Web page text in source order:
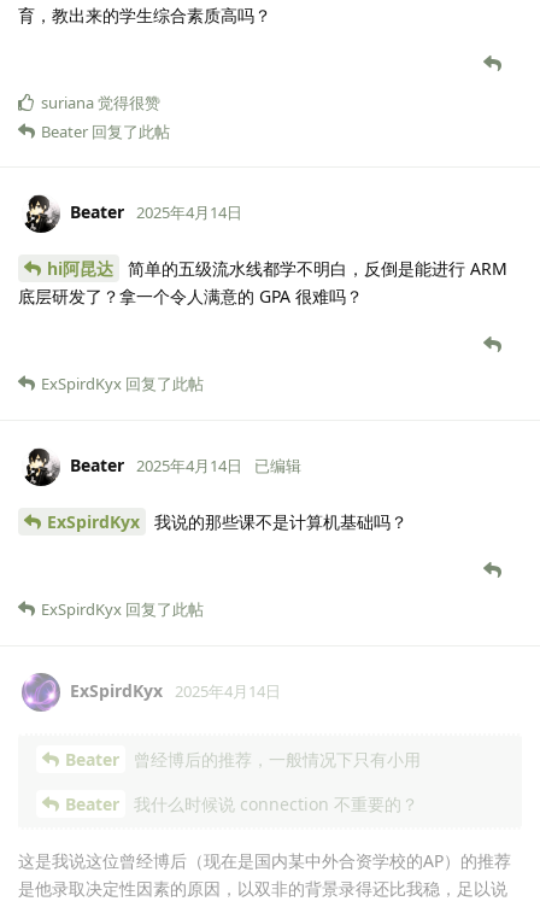
育，教出来的学生综合素质高吗？
suriana觉得很赞
Beater 回复了此帖
Beater 2025年4月14日
hi阿昆达
简单的五级流水线都学不明白，反倒是能进行 ARM
底层研发了？拿一个令人满意的 GPA 很难吗？
ExSpirdKyx 回复了此帖
Beater 2025年4月14日 已编辑
ExSpirdKyx 我说的那些课不是计算机基础吗？
ExSpirdKyx 回复了此帖
ExSpirdKyx 2025年4月14日
Beater
曾经博后的推荐，一般情况下只有小用
Beater
我什么时候说 connection 不重要的？
这是我说这位曾经博后（现在是国内某中外合资学校的AP）的推荐
是他录取决定性因素的原因，以双非的背景录得还比我稳，足以说